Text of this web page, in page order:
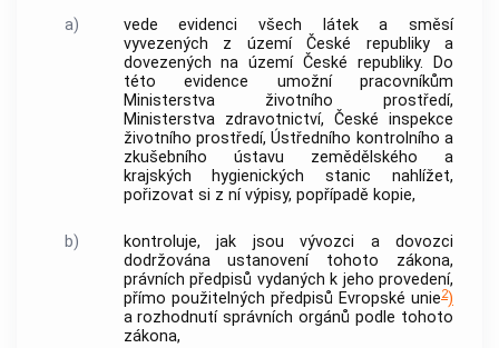
a)
vede evidenci všech látek a směsí
vyvezených z území České republiky a
dovezených na území České republiky. Do
této evidence umožní pracovníkům
Ministerstva životního prostředí,
Ministerstva zdravotnictví, České inspekce
životního prostředí, Ústředního kontrolního a
zkušebního ústavu zemědělského a
krajských hygienických stanic nahlížet,
pořizovat si z ní výpisy, popřípadě kopie,
b)
kontroluje, jak jsou vývozci a dovozci
dodržována ustanovení tohoto zákona,
právních předpisů vydaných k jeho provedení,
přímo použitelných předpisů Evropské unie2)
a rozhodnutí správních orgánů podle tohoto
zákona,